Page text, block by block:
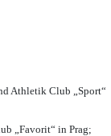
Athletik Club „Sport“
„Favorit“ in Prag;